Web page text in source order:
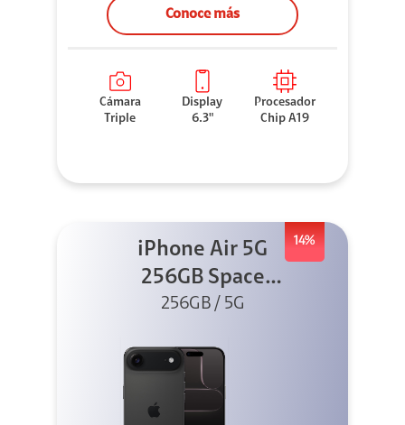
Conoce más
Cámara
Triple
Display
6.3"
Procesador
Chip A19
14%
iPhone Air 5G
256GB Space
Black (Sólo
256GB / 5G